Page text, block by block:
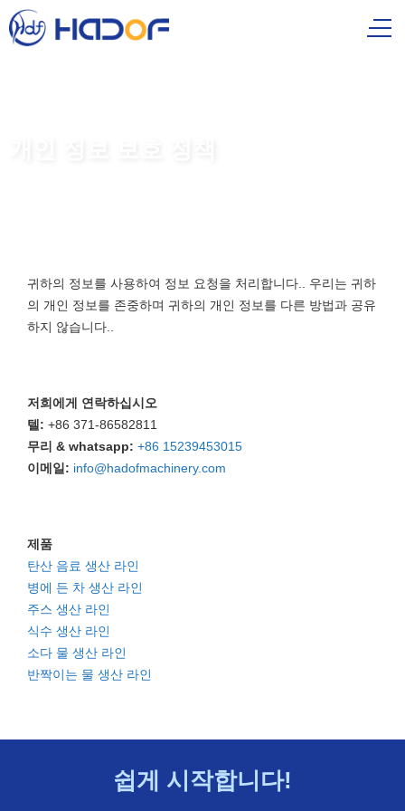
귀하의 정보를 사용하여 정보 요청을 처리합니다.. 우리는 귀하
의 개인 정보를 존중하며 귀하의 개인 정보를 다른 방법과 공유
하지 않습니다..
저희에게 연락하십시오
텔: +86 371-86582811
무리 & whatsapp: +86 15239453015
이메일: info@hadofmachinery.com
제품
탄산 음료 생산 라인
병에 든 차 생산 라인
주스 생산 라인
식수 생산 라인
소다 물 생산 라인
반짝이는 물 생산 라인
쉽게 시작합니다!